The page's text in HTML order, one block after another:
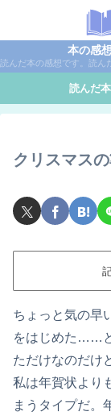
本の感
読んだ
クリスマス
ちょっと気の早
をはじめた……
ただけなのだけ
私は年賀状より
まうタイプだ。